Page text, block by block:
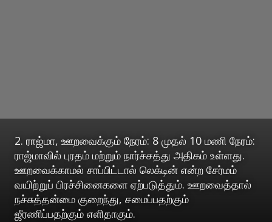
2. ராஜ்மா, ஊறவைக்கும் நேரம்: 8 முதல் 10 மணி நேரம்:
ராஜ்மாவில் புரதம் மற்றும் நார்ச்சத்து அதிகம் உள்ளது.
ஊறவைக்காமல் சாப்பிட்டால் லெக்டின் என்ற சேர்மம்
வயிற்றுப் பிரச்சினைகளை ஏற்படுத்தும். ஊறவைத்தால்
நச்சுத்தன்மை குறைந்து, சமைப்பதற்கும்
ஜீரணிப்பதற்கும் எளிதாகும்.